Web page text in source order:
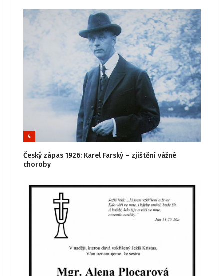
4
Český zápas 1926: Karel Farský – zjištění vážné
choroby